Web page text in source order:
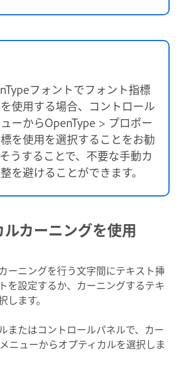
フォントでフォント指標
使用する場合、コントロール
ーからOpenType > プロポー
を使用を選択することをお勧
うすることで、不要な手動カ
を避けることができます。
カーニングを使用
ーニングを行う文字間にテキスト挿
を設定するか、カーニングするテキ
します。
またはコントロールパネルで、カー
メニューからオプティカルを選択しま